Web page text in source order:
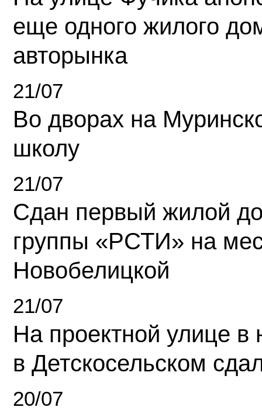
еще одного жилого
авторынка
21/07
Во дворах на
школу
21/07
Сдан первый жилой
группы «РСТИ» на
Новобелицкой
21/07
На проектной улице
в Детскосельском
20/07